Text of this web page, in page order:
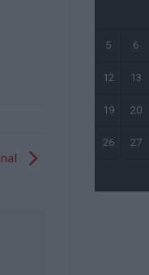
5 6
12 13
19 20
26 27